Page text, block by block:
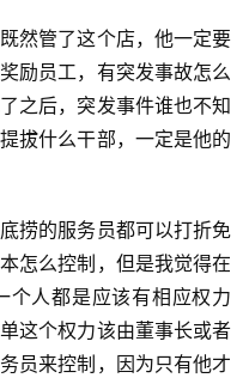
然管了这个店，他一定要
励员工，有突发事故怎么
之后，突发事件谁也不知
拔什么干部，一定是他的
捞的服务员都可以打折免
怎么控制，但是我觉得在
个人都是应该有相应权力
这个权力该由董事长或者
员来控制，因为只有他才